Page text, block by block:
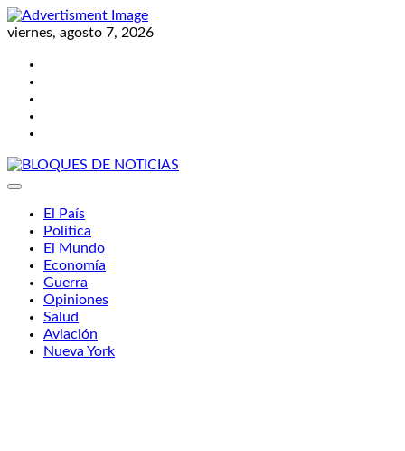
Skip
to
viernes, agosto 7, 2026
El País
Política
El Mundo
Economía
Guerra
Opiniones
Salud
Aviación
Nueva York